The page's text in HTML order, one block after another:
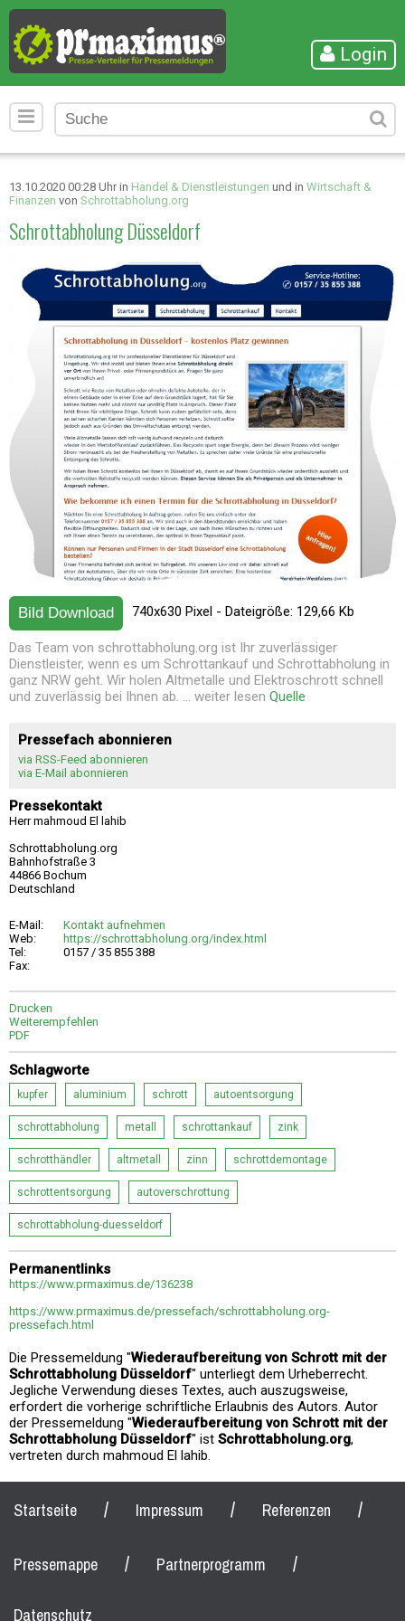
Login
13.10.2020 00:28 Uhr in Handel & Dienstleistungen und in Wirtschaft &
Finanzen von Schrottabholung.org
Schrottabholung Düsseldorf
Bild Download 740x630 Pixel - Dateigröße: 129,66 Kb
Das Team von schrottabholung.org ist Ihr zuverlässiger
Dienstleister, wenn es um Schrottankauf und Schrottabholung in
ganz NRW geht. Wir holen Altmetalle und Elektroschrott schnell
und zuverlässig bei Ihnen ab. ... weiter lesen Quelle
Pressefach abonnieren
via RSS-Feed abonnieren
via E-Mail abonnieren
Pressekontakt
Herr mahmoud El lahib
Schrottabholung.org
Bahnhofstraße 3
44866 Bochum
Deutschland
E-Mail:
Kontakt aufnehmen
Web:
https://schrottabholung.org/index.html
Tel:
0157 / 35 855 388
Fax:
Drucken
Weiterempfehlen
PDF
Schlagworte
kupfer aluminium schrott autoentsorgung
schrottabholung metall schrottankauf zink
schrotthändler altmetall zinn schrottdemontage
schrottentsorgung autoverschrottung
schrottabholung-duesseldorf
Permanentlinks
https://www.prmaximus.de/136238
https://www.prmaximus.de/pressefach/schrottabholung.org-
pressefach.html
Die Pressemeldung "Wiederaufbereitung von Schrott mit der
Schrottabholung Düsseldorf" unterliegt dem Urheberrecht.
Jegliche Verwendung dieses Textes, auch auszugsweise,
erfordert die vorherige schriftliche Erlaubnis des Autors. Autor
der Pressemeldung "Wiederaufbereitung von Schrott mit der
Schrottabholung Düsseldorf" ist Schrottabholung.org,
vertreten durch mahmoud El lahib.
Startseite / Impressum / Referenzen /
Pressemappe / Partnerprogramm /
Datenschutz